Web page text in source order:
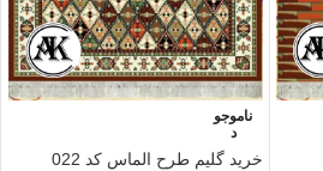
ناموجو
د
خرید گلیم طرح الماس کد 022